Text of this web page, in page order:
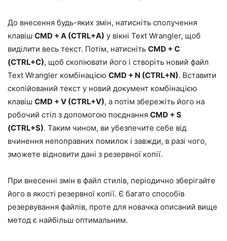
До внесення будь-яких змін, натисніть сполучення
клавіш CMD + A (CTRL+A) у вікні Text Wrangler, щоб
виділити весь текст. Потім, натисніть CMD + C
(CTRL+C), щоб скопіювати його і створіть новий файл
Text Wrangler комбінацією CMD + N (CTRL+N). Вставити
скопійований текст у новий документ комбінацією
клавіш CMD + V (CTRL+V), а потім збережіть його на
робочий стіл з допомогою поєднання CMD + S
(CTRL+S). Таким чином, ви убезпечите себе від
вчинення непоправних помилок і завжди, в разі чого,
зможете відновити дані з резервної копії.
При внесенні змін в файл стилів, періодично зберігайте
його в якості резервної копії. Є багато способів
резервування файлів, проте для новачка описаний вище
метод є найбільш оптимальним.